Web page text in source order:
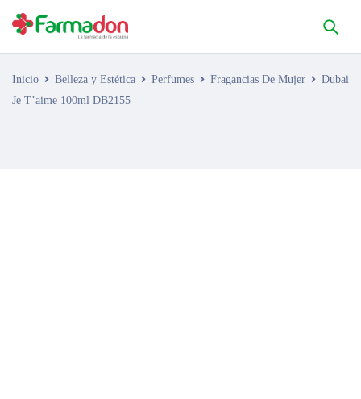
Inicio Belleza y Estética Perfumes Fragancias De Mujer
Dubai
Je T’aime 100ml DB2155